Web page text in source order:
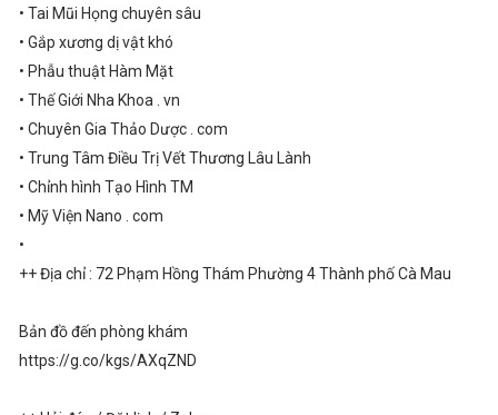
• Tai Mũi Họng chuyên sâu
• Gắp xương dị vật khó
• Phẫu thuật Hàm Mặt
• Thế Giới Nha Khoa . vn
• Chuyên Gia Thảo Dược . com
• Trung Tâm Điều Trị Vết Thương Lâu Lành
• Chỉnh hình Tạo Hình TM
• Mỹ Viện Nano . com
•
++ Địa chỉ : 72 Phạm Hồng Thám Phường 4 Thành phố Cà Mau
Bản đồ đến phòng khám
https://g.co/kgs/AXqZND